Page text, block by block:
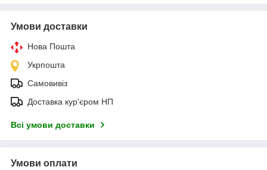
Умови доставки
Нова Пошта
Укрпошта
Самовивіз
Доставка кур'єром НП
Всі умови доставки
Умови оплати